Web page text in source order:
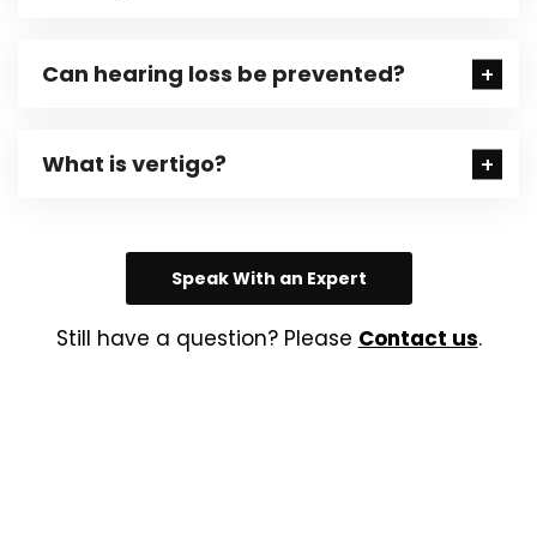
Can hearing loss be prevented?
What is vertigo?
Speak With an Expert
Still have a question? Please Contact us.